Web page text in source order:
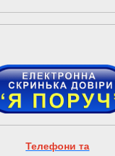
Телефони та